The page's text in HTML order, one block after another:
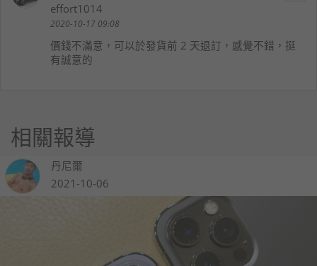
effort1014
2020-10-17 09:08
價錢不滿意，可以於發貨前 2 天退訂，感覺不錯，挺
有誠意的
相關報導
丹尼爾
2021-10-06